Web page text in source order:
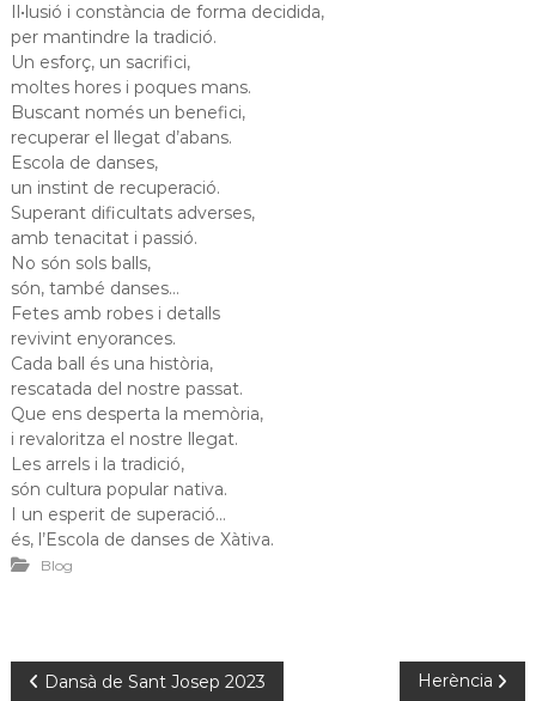
Il•lusió i constància de forma decidida,
per mantindre la tradició.
Un esforç, un sacrifici,
moltes hores i poques mans.
Buscant només un benefici,
recuperar el llegat d’abans.
Escola de danses,
un instint de recuperació.
Superant dificultats adverses,
amb tenacitat i passió.
No són sols balls,
són, també danses…
Fetes amb robes i detalls
revivint enyorances.
Cada ball és una història,
rescatada del nostre passat.
Que ens desperta la memòria,
i revaloritza el nostre llegat.
Les arrels i la tradició,
són cultura popular nativa.
I un esperit de superació…
és, l’Escola de danses de Xàtiva.
Blog
N Dansà de Sant Josep 2023 Herència